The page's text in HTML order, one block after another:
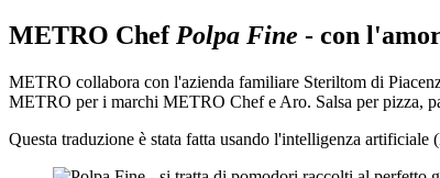
METRO ChefPolpa Fine - con
METRO collabora con l'azienda familiare Steriltom di
METRO per i marchi METRO Chef e Aro. Salsa per pizza,
Questa traduzione è stata fatta usando l'intelligenza artificiale